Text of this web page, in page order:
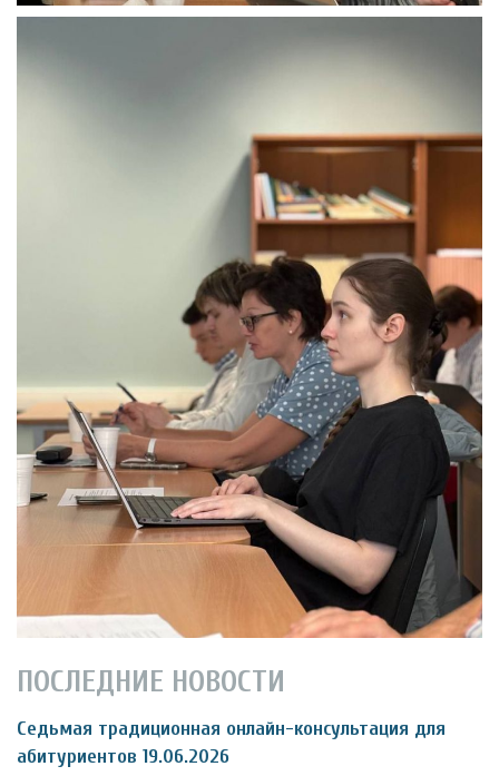
ПОСЛЕДНИЕ НОВОСТИ
Седьмая традиционная онлайн-консультация для
абитуриентов 19.06.2026